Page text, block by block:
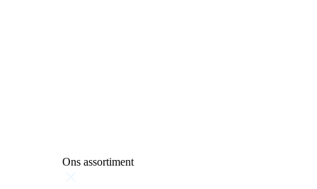
Ons assortiment